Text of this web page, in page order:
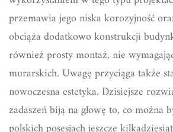
przemawia jego niska korozyjność
obciąża dodatkowo konstrukcji
również prosty montaż, nie
murarskich. Uwagę przyciąga także
nowoczesna estetyka. Dzisiejsze
zadaszeń biją na głowę to, co można